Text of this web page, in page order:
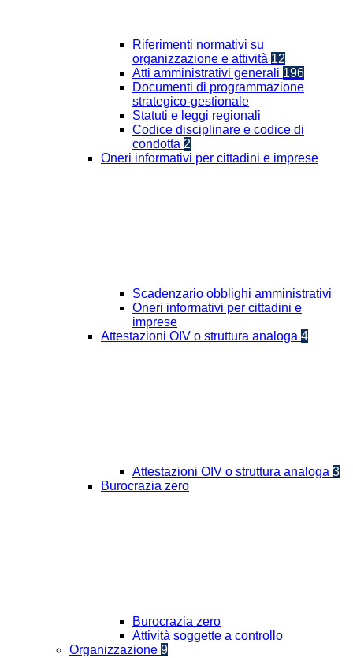
Riferimenti normativi su
organizzazione e attività 12
Atti amministrativi generali 196
Documenti di programmazione
strategico-gestionale
Statuti e leggi regionali
Codice disciplinare e codice di
condotta 2
Oneri informativi per cittadini e imprese
Scadenzario obblighi amministrativi
Oneri informativi per cittadini e
imprese
Attestazioni OIV o struttura analoga 4
Attestazioni OIV o struttura analoga 3
Burocrazia zero
Burocrazia zero
Attività soggette a controllo
Organizzazione 9